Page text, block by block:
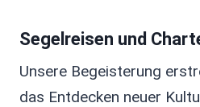
Segelreisen und
Unsere Begeisterung
das Entdecken neuer